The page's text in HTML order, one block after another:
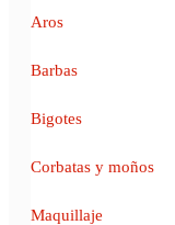
Aros
Barbas
Bigotes
Corbatas y moños
Maquillaje